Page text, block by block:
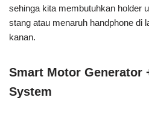
sehinga kita membutuhkan holder
stang atau menaruh handphone di
kanan.
Smart Motor Generator
System